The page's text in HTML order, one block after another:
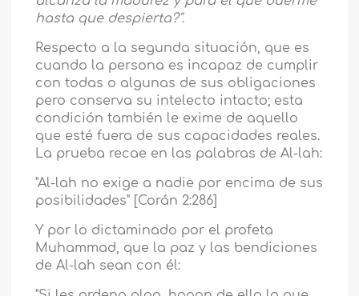
hasta que despierta?".
Respecto a la segunda situación, que es
cuando la persona es incapaz de cumplir
con todas o algunas de sus obligaciones
pero conserva su intelecto intacto; esta
condición también le exime de aquello
que esté fuera de sus capacidades reales.
La prueba recae en las palabras de Al-lah:
"Al-lah no exige a nadie por encima de sus
posibilidades" [Corán 2:286]
Y por lo dictaminado por el profeta
Muhammad, que la paz y las bendiciones
de Al-lah sean con él: